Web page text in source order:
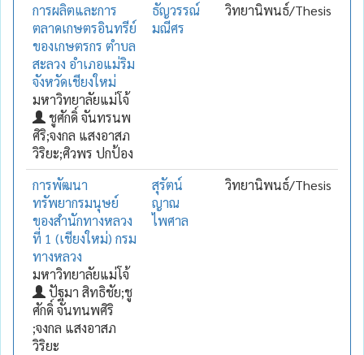
การผลิตและการ
ตลาดเกษตรอินทรีย์
ของเกษตรกร ตำบล
สะลวง อำเภอแม่ริม
จังหวัดเชียงใหม่
มหาวิทยาลัยแม่โจ้
ชูศักดิ์ จันทรนพ
ศิริ;จงกล แสงอาสภ
วิริยะ;ศิวพร ปกป้อง
ธัญวรรณ์
มณีศร
วิทยานิพนธ์/Thesis
การพัฒนา
ทรัพยากรมนุษย์
ของสำนักทางหลวง
ที่ 1 (เชียงใหม่) กรม
ทางหลวง
มหาวิทยาลัยแม่โจ้
ปัฐมา สิทธิชัย;ชู
ศักดิ์ จันทนพศิริ
;จงกล แสงอาสภ
วิริยะ
สุรัตน์
ญาณ
ไพศาล
วิทยานิพนธ์/Thesis